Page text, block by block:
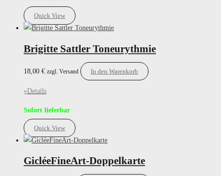
Quick View
Brigitte Sattler Toneurythmie
18,00 € zzgl. Versand In den Warenkorb
»Details
Sofort lieferbar
Quick View
GicléeFineArt-Doppelkarte